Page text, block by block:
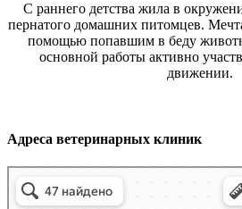
С раннего детства жила в
пернатого домашних питомцев.
помощью попавшим в беду
основной работы активно
движении.
Адреса ветеринарных клиник